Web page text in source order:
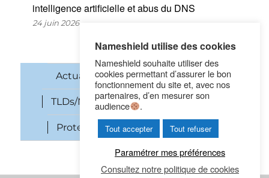
intelligence artificielle et abus du DNS
24 juin 2026
Actualités Noms de domaine
TLDs/New gTLDs Cybersécurité
Protection des marques SEO
Nameshield utilise des cookies
Nameshield souhaite utiliser des
cookies permettant d’assurer le bon
fonctionnement du site et, avec nos
partenaires, d’en mesurer son
audience
.
Tout accepter Tout refuser
Paramétrer mes préférences
Consultez notre politique de cookies